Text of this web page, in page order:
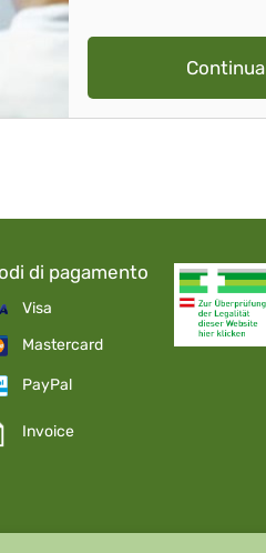
Continua
di pagamento
Visa
Mastercard
PayPal
Invoice